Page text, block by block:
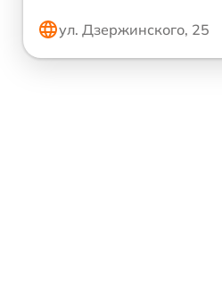
ул. Дзержинского, 25